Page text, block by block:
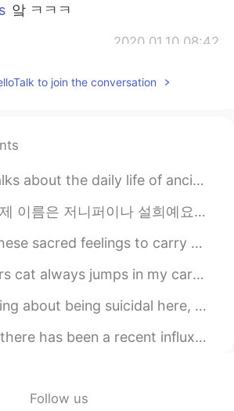
앜 ㅋㅋㅋ
2020.01.10 08:42
he says 한글이 최고죠 이렇게 써
? 😯
2020.01.10 08:37
소리를 쓸 수 있었다고 해요. 불행
게 되었어요.😣
to join the conversation
life of ancient Chinese people—their houses, vehicles, clothes, an...
다 저는 독일 사람인데 영국과 호주에서 살았기 때문에 영어와 독일어 할 수 있어요. 지금은 한국에 살고 있고 거의 2년 전...
to carry you to a place of solitude and serenity within your spi...
in my car when I open the door, but I don’t like cats but this cat ...
here, it terrifies😨 me ! especially frustrating😫... not to be...
recent influx of new accounts here. So it’s the perfect opportunity...
Follow us